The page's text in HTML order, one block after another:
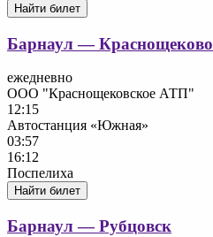
Найти билет
Барнаул — Краснощеково
ежедневно
ООО "Краснощековское АТП"
12:15
Автостанция «Южная»
03:57
16:12
Поспелиха
Найти билет
Барнаул — Рубцовск